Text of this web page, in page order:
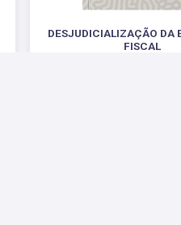
DESJUDICIALIZAÇÃO DA
FISCAL